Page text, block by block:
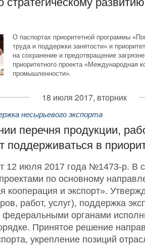
О паспортах приоритетной программы
труда и поддержки занятости» и
на сохранение и предотвращение
приоритетного проекта «Международная
промышленности».
18 июля 2017, вторник
несырьевого экспорта
перечня продукции,
поддерживаться в
12 июля 2017 года №1473-р. В
по основному
кооперация и экспорт».
работ, услуг), поддержка
федеральными органами
Принятое решение
укрепление позиций